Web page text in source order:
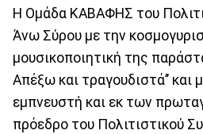
Η Ομάδα ΚΑΒΑΦΗΣ του
Άνω Σύρου με την
μουσικοποιητική της
Απέξω και τραγουδιστά’’ και
εμπνευστή και εκ των
πρόεδρο του Πολιτιστικού